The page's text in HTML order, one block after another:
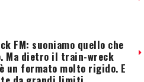
FM: suoniamo quello che
Ma dietro il train-wreck
un formato molto rigido. E